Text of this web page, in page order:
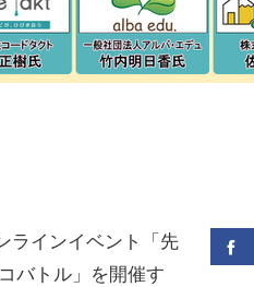
ラインイベント「先
バトル」を開催す